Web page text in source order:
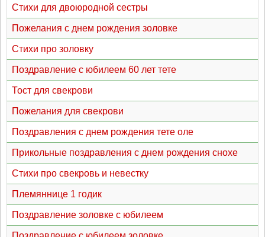
Стихи для двоюродной сестры
Пожелания с днем рождения золовке
Стихи про золовку
Поздравление с юбилеем 60 лет тете
Тост для свекрови
Пожелания для свекрови
Поздравления с днем рождения тете оле
Прикольные поздравления с днем рождения снохе
Стихи про свекровь и невестку
Племяннице 1 годик
Поздравление золовке с юбилеем